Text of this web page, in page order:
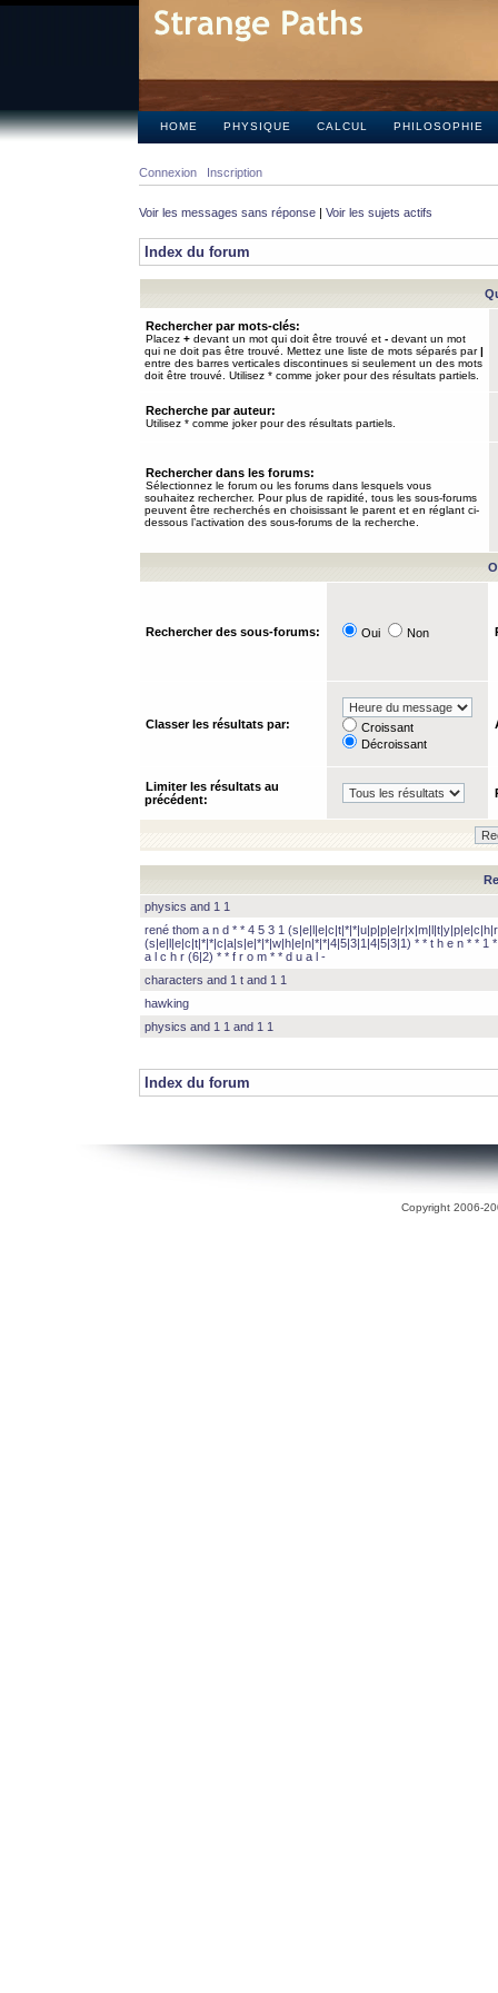
HOME PHYSIQUE CALCUL PHILOSOPHIE
Connexion Inscription
Voir les messages sans réponse | Voir les sujets actifs
Index du forum
Rechercher par mots-clés:
Placez + devant un mot qui doit être trouvé et - devant un mot
qui ne doit pas être trouvé. Mettez une liste de mots séparés par|
entre des barres verticales discontinues si seulement un des mots
doit être trouvé. Utilisez * comme joker pour des résultats partiels.
Recherche par auteur:
Utilisez * comme joker pour des résultats partiels.
Rechercher dans les forums:
Sélectionnez le forum ou les forums dans lesquels vous
souhaitez rechercher. Pour plus de rapidité, tous les sous-forums
peuvent être recherchés en choisissant le parent et en réglant ci-
dessous l’activation des sous-forums de la recherche.
Rechercher des sous-forums: Oui Non
Classer les résultats par:
Croissant
Décroissant
Limiter les résultats au
précédent:
physics and 1 1
rené thom a n d * * 4 5 3 1
(s|e|l|e|c|t|*|*|c|a|s|e|*|*|w|h|e|n|*|*|4|5|3|1|4|5|3|1) * * t h e n * * 1
a l c h r (6|2) * * f r o m * * d u a l -
characters and 1 t and 1 1
hawking
physics and 1 1 and 1 1
Index du forum
Copyright 2006-